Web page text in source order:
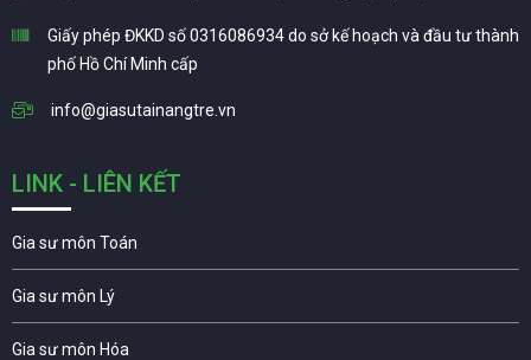
Giấy phép ĐKKD số 0316086934 do sở kế hoạch và đầu tư thành
phố Hồ Chí Minh cấp
info@giasutainangtre.vn
LINK - LIÊN KẾT
Gia sư môn Toán
Gia sư môn Lý
Gia sư môn Hóa